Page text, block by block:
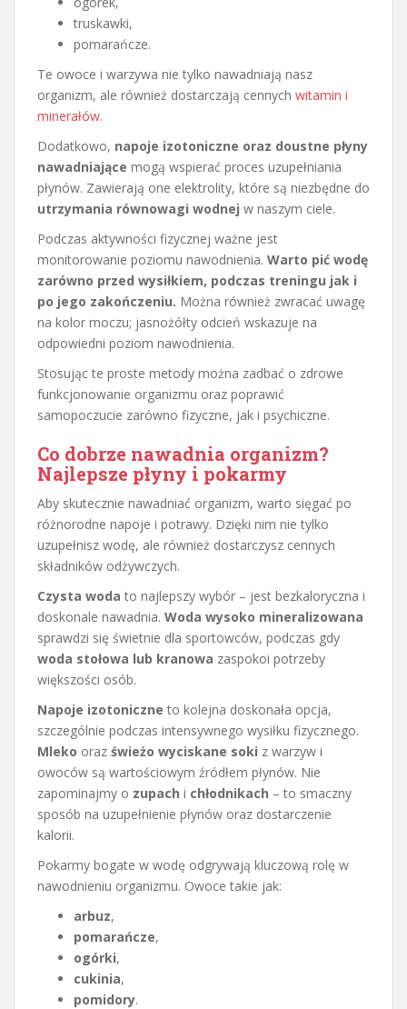
truskawki,
pomarańcze.
Te owoce i warzywa nie tylko nawadniają nasz
organizm, ale również dostarczają cennych witamin i
minerałów.
Dodatkowo, napoje izotoniczne oraz doustne płyny
nawadniające mogą wspierać proces uzupełniania
płynów. Zawierają one elektrolity, które są niezbędne do
utrzymania równowagi wodnej w naszym ciele.
Podczas aktywności fizycznej ważne jest
monitorowanie poziomu nawodnienia. Warto pić wodę
zarówno przed wysiłkiem, podczas treningu jak i
po jego zakończeniu. Można również zwracać uwagę
na kolor moczu; jasnożółty odcień wskazuje na
odpowiedni poziom nawodnienia.
Stosując te proste metody można zadbać o zdrowe
funkcjonowanie organizmu oraz poprawić
samopoczucie zarówno fizyczne, jak i psychiczne.
Co dobrze nawadnia organizm?
Najlepsze płyny i pokarmy
Aby skutecznie nawadniać organizm, warto sięgać po
różnorodne napoje i potrawy. Dzięki nim nie tylko
uzupełnisz wodę, ale również dostarczysz cennych
składników odżywczych.
Czysta woda to najlepszy wybór – jest bezkaloryczna i
doskonale nawadnia. Woda wysoko mineralizowana
sprawdzi się świetnie dla sportowców, podczas gdy
woda stołowa lub kranowa zaspokoi potrzeby
większości osób.
Napoje izotoniczne to kolejna doskonała opcja,
szczególnie podczas intensywnego wysiłku fizycznego.
Mleko oraz świeżo wyciskane soki z warzyw i
owoców są wartościowym źródłem płynów. Nie
zapominajmy o zupach i chłodnikach – to smaczny
sposób na uzupełnienie płynów oraz dostarczenie
kalorii.
Pokarmy bogate w wodę odgrywają kluczową rolę w
nawodnieniu organizmu. Owoce takie jak:
arbuz,
pomarańcze,
ogórki,
cukinia,
pomidory.